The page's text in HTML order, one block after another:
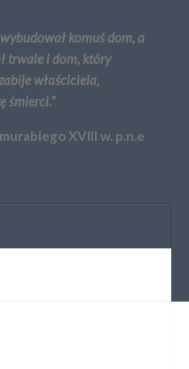
komuś dom, a
trwale i dom, który
właściciela,
śmierci.”
XVIII w. p.n.e